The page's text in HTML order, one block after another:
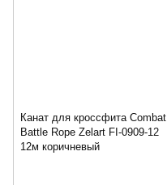
Канат для кроссфита Combat
Battle Rope Zelart FI-0909-12
12м коричневый